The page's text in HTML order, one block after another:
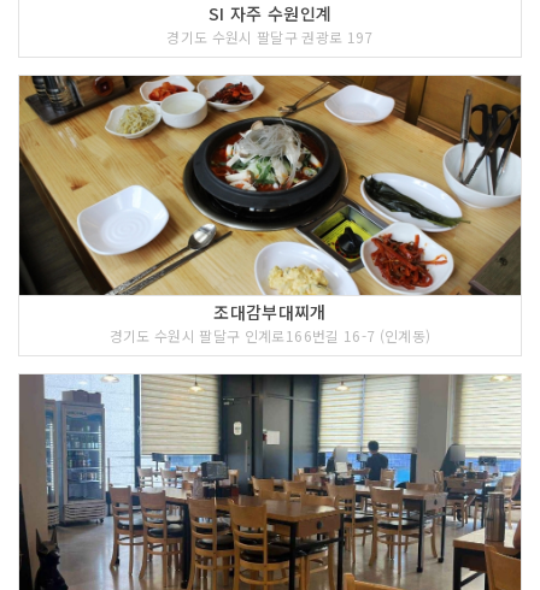
SI 자주 수원인계
경기도 수원시 팔달구 권광로 197
조대감부대찌개
경기도 수원시 팔달구 인계로166번길 16-7 (인계동)